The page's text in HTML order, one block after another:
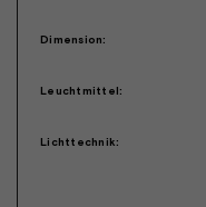
Dimension:
Leuchtmittel:
Lichttechnik: